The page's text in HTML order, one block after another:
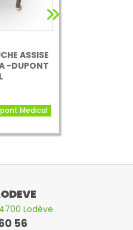
ASSISE
-DUPONT
Medical
Lodève
56